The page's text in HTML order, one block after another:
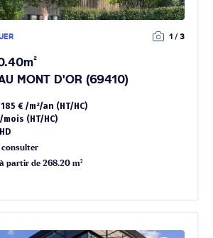
1 / 3
MONT D'OR (69410)
€ /m²/an (HT/HC)
mois (HT/HC)
consulter
partir de 268.20 m²